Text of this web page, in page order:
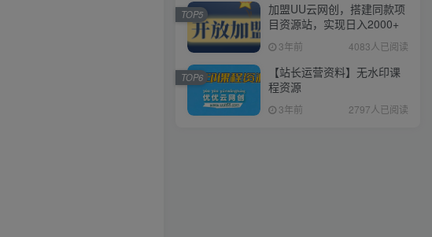
加盟UU云网创，搭建同款项
目资源站，实现日入2000+
3年前 4083人已阅读
TOP5
【站长运营资料】无水印课
程资源
3年前 2797人已阅读
TOP6